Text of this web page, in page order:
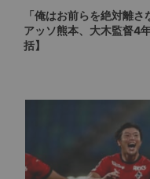
「俺はお前らを絶対離
アッソ熊本、大木監督4
括】